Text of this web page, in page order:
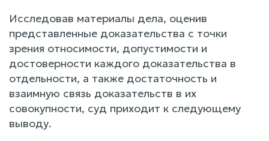
Исследовав материалы дела, оценив
представленные доказательства с точки
зрения относимости, допустимости и
достоверности каждого доказательства в
отдельности, а также достаточность и
взаимную связь доказательств в их
совокупности, суд приходит к следующему
выводу.